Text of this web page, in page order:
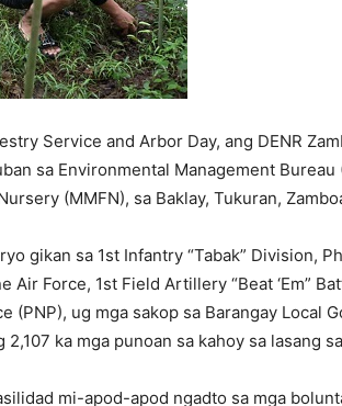
Service and Arbor Day, ang DENR
sa Environmental Management
(MMFN), sa Baklay, Tukuran,
gikan sa 1st Infantry “Tabak” Division,
Force, 1st Field Artillery “Beat ‘Em”
(PNP), ug mga sakop sa Barangay Local
ka mga punoan sa kahoy sa lasang
mi-apod-apod ngadto sa mga